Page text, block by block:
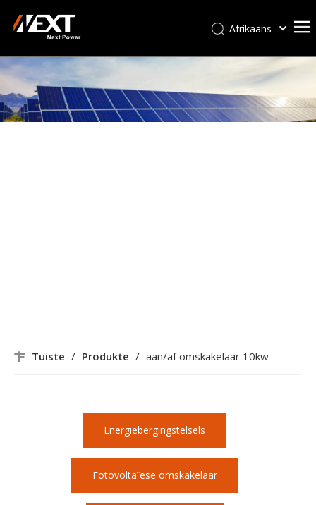
Afrikaans
Italiano
Deutsch
Tuiste / Produkte / aan/af omskakelaar 10kw
Energiebergingstelsels
Fotovoltaïese omskakelaar